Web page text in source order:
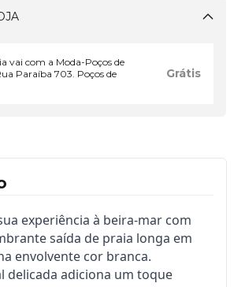
vai com a Moda-Poços de
Paraíba 703. Poços de
Grátis
experiência à beira-mar com
saída de praia longa em
envolvente cor branca.
delicada adiciona um toque